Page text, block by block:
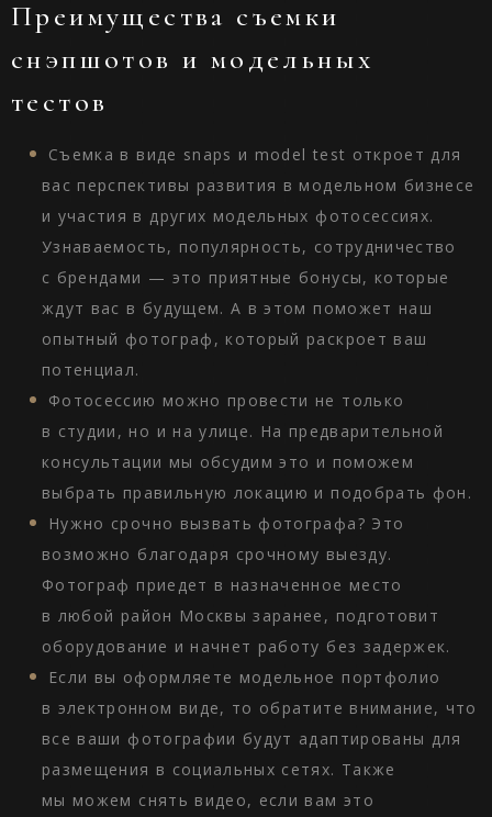
Преимущества съемки
снэпшотов и модельных
тестов
Съемка в виде snaps и model test откроет для
вас перспективы развития в модельном бизнесе
и участия в других модельных фотосессиях.
Узнаваемость, популярность, сотрудничество
с брендами — это приятные бонусы, которые
ждут вас в будущем. А в этом поможет наш
опытный фотограф, который раскроет ваш
потенциал.
Фотосессию можно провести не только
в студии, но и на улице. На предварительной
консультации мы обсудим это и поможем
выбрать правильную локацию и подобрать фон.
Нужно срочно вызвать фотографа? Это
возможно благодаря срочному выезду.
Фотограф приедет в назначенное место
в любой район Москвы заранее, подготовит
оборудование и начнет работу без задержек.
Если вы оформляете модельное портфолио
в электронном виде, то обратите внимание, что
все ваши фотографии будут адаптированы для
размещения в социальных сетях. Также
мы можем снять видео, если вам это